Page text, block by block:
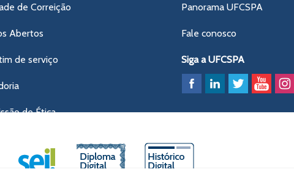
de Correição
Abertos
de serviço
de Ética
Panorama UFCSPA
Fale conosco
Siga a UFCSPA